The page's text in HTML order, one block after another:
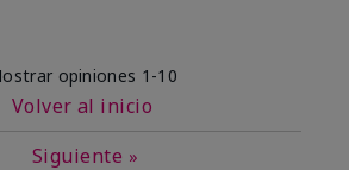
opiniones 1-10
Volver al inicio
Siguiente »